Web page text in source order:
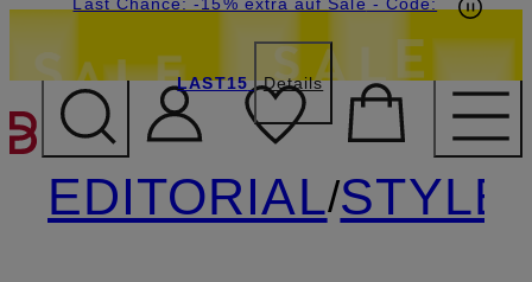
ZUM HAUPTINHALT
LAST15 Details
EDITORIAL/